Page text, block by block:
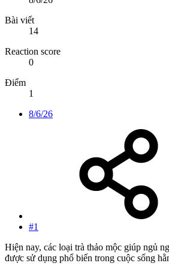
Bài viết
14
Reaction score
0
Điểm
1
8/6/26
#1
Hiện nay, các loại trà thảo mộc giúp ngủ
được sử dụng phổ biến trong cuộc sống